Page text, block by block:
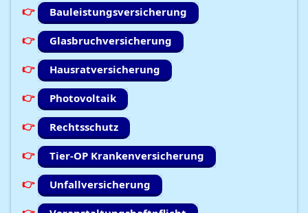
Bauleistungsversicherung
Glasbruchversicherung
Hausratversicherung
Photovoltaik
Rechtsschutz
Tier-OP Krankenversicherung
Unfallversicherung